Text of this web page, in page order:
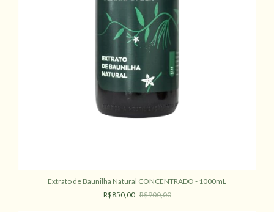
Extrato de Baunilha Natural CONCENTRADO - 1000mL
R$850,00 R$900,00